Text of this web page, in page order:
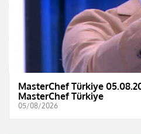
MasterChef Türkiye
MasterChef Türkiye
05/08/2026